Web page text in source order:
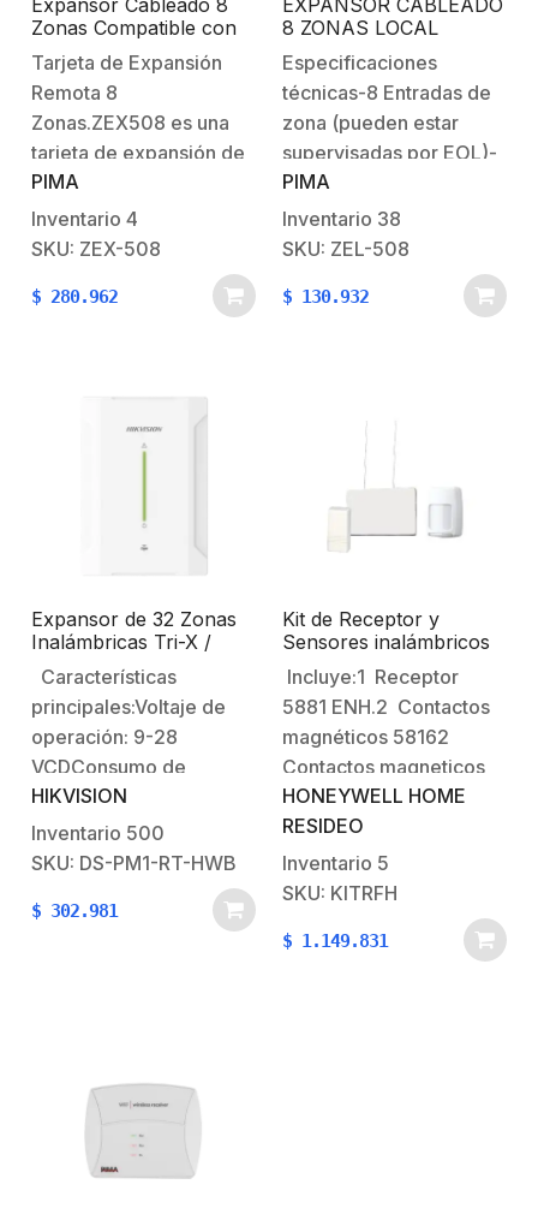
Expansor Cableado 8
Zonas Compatible con
panel Force
Tarjeta de Expansión
Remota 8
Zonas.ZEX508 es una
tarjeta de expansión de
zona remota, diseñada
para el sistema de
seguridad FORCE.
Permite agregar ocho
entradas de zona a las
suministra montado en
una caja de plástico
PIMA
Inventario 4
SKU: ZEX-508
$ 280.962
EXPANSOR CABLEADO
8 ZONAS LOCAL
COMPATIBLE CON
PANEL FORCE
Especificaciones
técnicas-8 Entradas de
zona (pueden estar
supervisadas por EOL)-
Rango de voltaje de
funcionamiento: 10-
15VDC-Consumo
normal: 30mA-Tamaño:
8.2 X 7.5cm- Peso:
to +55â„ƒ Contenido del
paquete del producto-
ZEL508 Tarjeta de
expansion- Tornilos
para el montaje (4)-
PIMA
Inventario 38
SKU: ZEL-508
$ 130.932
Expansor de 32 Zonas
Inalámbricas Tri-X /
Conexión Bus Speed-X /
Permite Agregar
Sensores AX PRO /
Compatible con paneles
AX Hybrid Pro
Características
principales:Voltaje de
operación: 9-28
VCDConsumo de
corriente: 100
mA.Temperatura de
operación: -10 °C a
40°C.Dimensiones: 110
x 155 x 32 mm.Peso:
Speed-X al panel
(botones de emergencia
HIKVISION
Inventario 500
SKU: DS-PM1-RT-HWB
$ 302.981
Kit de Receptor y
Sensores inalámbricos
magnético y de
Movimiento / Batería de
Larga Duración 3-5
años
Incluye:1 Receptor
5881 ENH.2 Contactos
magnéticos 58162
Contactos magneticos
con iman SF2031 1
Detector de movimiento
5800 PIR.
HONEYWELL HOME
RESIDEO
Inventario 5
SKU: KITRFH
$ 1.149.831